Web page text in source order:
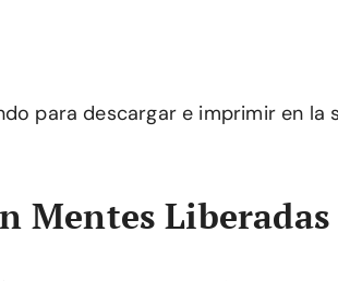
para descargar e imprimir en la
Mentes Liberadas